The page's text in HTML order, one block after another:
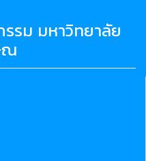
รม มหาวิทยาลัย
ณ